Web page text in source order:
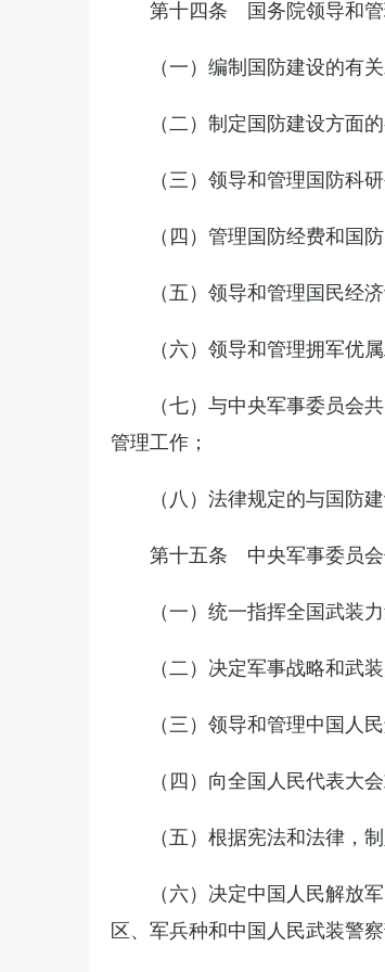
第十四条 国务院领导和管
（一）编制国防建设的有
（二）制定国防建设方面
（三）领导和管理国防科
（四）管理国防经费和国
（五）领导和管理国民经
（六）领导和管理拥军优
（七）与中央军事委员会
管理工作；
（八）法律规定的与国防
第十五条 中央军事委员会
（一）统一指挥全国武装力
（二）决定军事战略和武
（三）领导和管理中国人
（四）向全国人民代表大
（五）根据宪法和法律，
（六）决定中国人民解放
区、军兵种和中国人民武装警